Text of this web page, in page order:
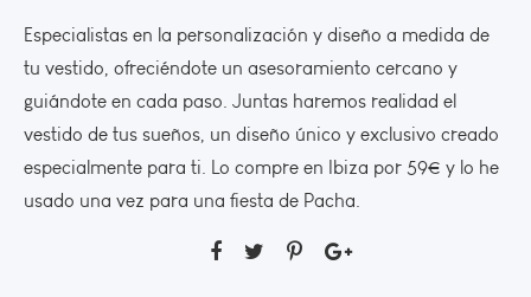
Especialistas en la personalización y diseño a medida de
tu vestido, ofreciéndote un asesoramiento cercano y
guiándote en cada paso. Juntas haremos realidad el
vestido de tus sueños, un diseño único y exclusivo creado
especialmente para ti. Lo compre en Ibiza por 59€ y lo he
usado una vez para una fiesta de Pacha.